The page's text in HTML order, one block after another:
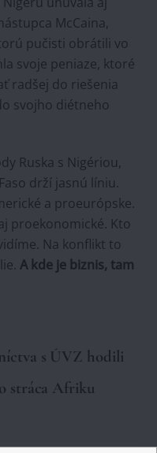
McCaina,
pučisti obrátili vo
svoje peniaze, ktoré
radšej do riešenia
svojho diétneho
Ruska s Nigériou,
drží jasnú líniu.
a proeurópske.
proekonomické. Kto
Na konflikt to
A kde je biznis, tam
s ÚVZ hodili
stráca Afriku